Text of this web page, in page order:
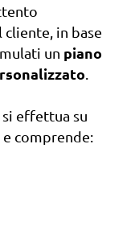
in base
un piano
effettua su
comprende: